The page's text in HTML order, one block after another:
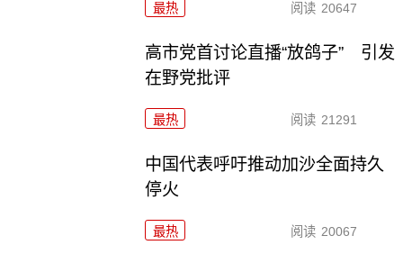
最热 阅读 20647
高市党首讨论直播“放鸽子” 引发
在野党批评
最热 阅读 21291
中国代表呼吁推动加沙全面持久
停火
最热 阅读 20067